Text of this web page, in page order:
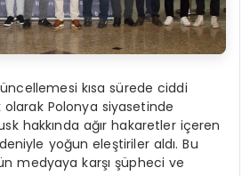
kısa sürede ciddi
olarak Polonya siyasetinde
hakkında ağır hakaretler içeren
yoğun eleştiriler aldı. Bu
medyaya karşı şüpheci ve